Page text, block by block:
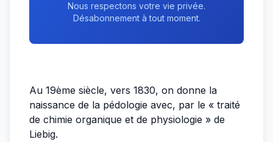
Nous respectons votre vie privée.
Désabonnement à tout moment.
Au 19ème siècle, vers 1830, on donne la
naissance de la pédologie avec, par le « traité
de chimie organique et de physiologie » de
Liebig.